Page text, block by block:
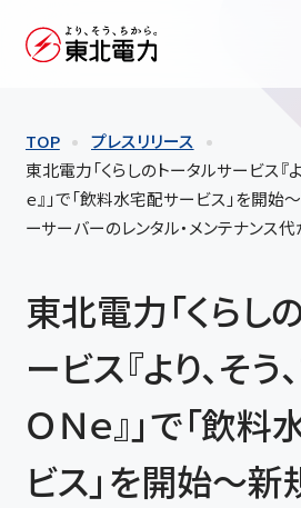
TOP
プレスリリース
東北電力「くらしのトータルサービス『よ
ｅ』」で「飲料水宅配サービス」を開
ーサーバーのレンタル・メンテナンス
東北電力「くらし
ービス『より、そう
ＯＮｅ』」で「飲
ビス」を開始～